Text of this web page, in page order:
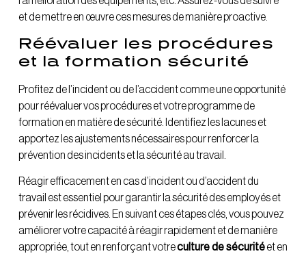
et de mettre en œuvre ces mesures de manière proactive.
Réévaluer les procédures
et la formation sécurité
Profitez de l’incident ou de l’accident comme une opportunité
pour réévaluer vos procédures et votre programme de
formation en matière de sécurité. Identifiez les lacunes et
apportez les ajustements nécessaires pour renforcer la
prévention des incidents et la sécurité au travail.
Réagir efficacement en cas d’incident ou d’accident du
travail est essentiel pour garantir la sécurité des employés et
prévenir les récidives. En suivant ces étapes clés, vous pouvez
améliorer votre capacité à réagir rapidement et de manière
appropriée, tout en renforçant votreculture de sécuritéet en